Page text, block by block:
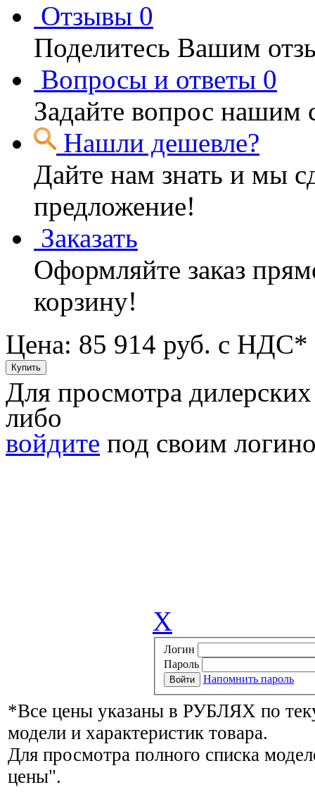
Отзывы 0
Поделитесь Вашим
Вопросы и ответы 0
Задайте вопрос нашим
Нашли дешевле?
Дайте нам знать и мы
предложение!
Заказать
Оформляйте заказ
корзину!
Цена: 85 914 руб. с НДС*
Для просмотра
либо
войдите под своим
X
Логин
Пароль
Напомнить пароль
*Все цены указаны в РУБЛЯХ по
модели и характеристик товара.
Для просмотра полного списка
цены".